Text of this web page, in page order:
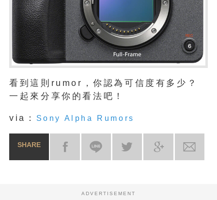
看到這則rumor，你認為可信度有多少？
一起來分享你的看法吧！
via： Sony Alpha Rumors
SHARE
ADVERTISEMENT